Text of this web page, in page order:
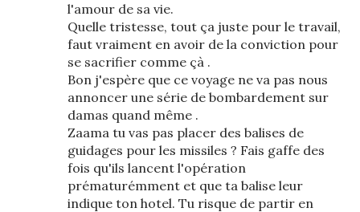
l'amour de sa vie.
Quelle tristesse, tout ça juste pour le travail,
faut vraiment en avoir de la conviction pour
se sacrifier comme çà .
Bon j'espère que ce voyage ne va pas nous
annoncer une série de bombardement sur
damas quand même .
Zaama tu vas pas placer des balises de
guidages pour les missiles ? Fais gaffe des
fois qu'ils lancent l'opération
prématurémment et que ta balise leur
indique ton hotel. Tu risque de partir en